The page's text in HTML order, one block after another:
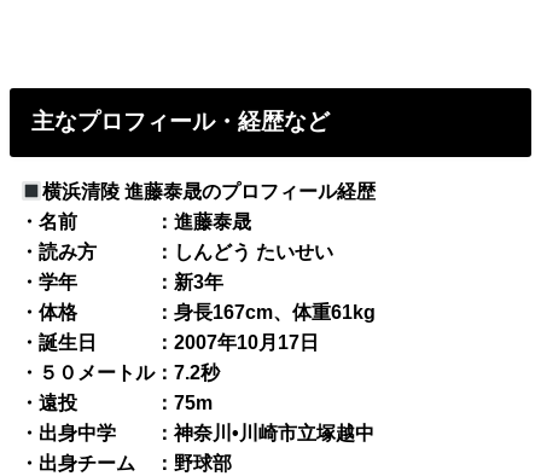
主なプロフィール・経歴など
横浜清陵 進藤泰晟のプロフィール経歴
・名前 ：進藤泰晟
・読み方 ：しんどう たいせい
・学年 ：新3年
・体格 ：身長167cm、体重61kg
・誕生日 ：2007年10月17日
・５０メートル：7.2秒
・遠投 ：75m
・出身中学 ：神奈川•川崎市立塚越中
・出身チーム ：野球部